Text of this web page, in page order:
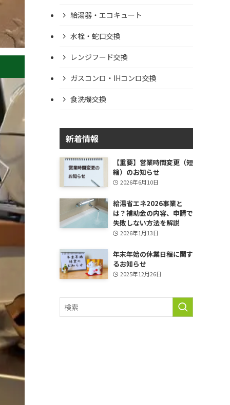
給湯器・エコキュート
水栓・蛇口交換
レンジフード交換
ガスコンロ・IHコンロ交換
食洗機交換
新着情報
【重要】営業時間変更（短
縮）のお知らせ
2026年6月10日
給湯省エネ2026事業と
は？補助金の内容、申請で
失敗しない方法を解説
2026年1月13日
年末年始の休業日程に関す
るお知らせ
2025年12月26日